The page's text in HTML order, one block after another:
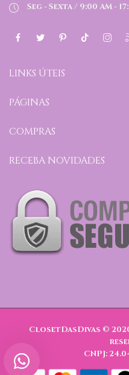
Seg - Sexta / 9:00 AM -
LINKS ÚTEIS
PÁGINAS
COMPRAS
RECEBA NOVIDADES
ClosetDasDivas ©
CNPJ: